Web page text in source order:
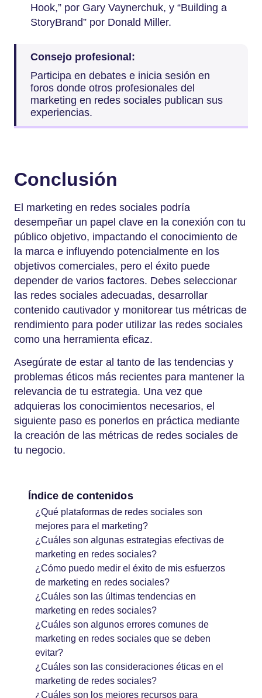
Hook,” por Gary Vaynerchuk, y “Building a
StoryBrand” por Donald Miller.
Consejo profesional:
Participa en debates e inicia sesión en
foros donde otros profesionales del
marketing en redes sociales publican sus
experiencias.
Conclusión
El marketing en redes sociales podría
desempeñar un papel clave en la conexión con tu
público objetivo, impactando el conocimiento de
la marca e influyendo potencialmente en los
objetivos comerciales, pero el éxito puede
depender de varios factores. Debes seleccionar
las redes sociales adecuadas, desarrollar
contenido cautivador y monitorear tus métricas de
rendimiento para poder utilizar las redes sociales
como una herramienta eficaz.
Asegúrate de estar al tanto de las tendencias y
problemas éticos más recientes para mantener la
relevancia de tu estrategia. Una vez que
adquieras los conocimientos necesarios, el
siguiente paso es ponerlos en práctica mediante
la creación de las métricas de redes sociales de
tu negocio.
Índice de contenidos
¿Qué plataformas de redes sociales son
mejores para el marketing?
¿Cuáles son algunas estrategias efectivas de
marketing en redes sociales?
¿Cómo puedo medir el éxito de mis esfuerzos
de marketing en redes sociales?
¿Cuáles son las últimas tendencias en
marketing en redes sociales?
¿Cuáles son algunos errores comunes de
marketing en redes sociales que se deben
evitar?
¿Cuáles son las consideraciones éticas en el
marketing de redes sociales?
¿Cuáles son los mejores recursos para